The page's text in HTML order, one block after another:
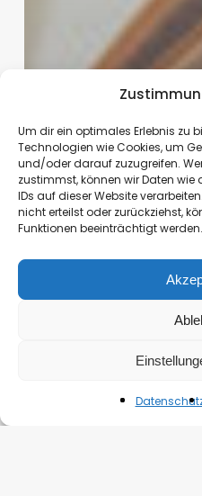
Um dir ein optimales Erlebnis zu
Technologien wie Cookies, um
und/oder darauf zuzugreifen.
zustimmst, können wir Daten
IDs auf dieser Website
nicht erteilst oder zurückziehst,
Funktionen beeinträchtigt werden.